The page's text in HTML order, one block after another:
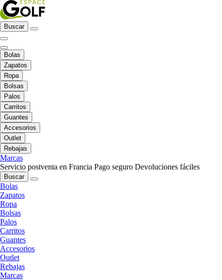
Buscar
Bolas
Zapatos
Ropa
Bolsas
Palos
Carritos
Guantes
Accesorios
Outlet
Rebajas
Marcas
Servicio postventa en Francia Pago seguro Devoluciones fáciles
Buscar
Bolas
Zapatos
Ropa
Bolsas
Palos
Carritos
Guantes
Accesorios
Outlet
Rebajas
Marcas